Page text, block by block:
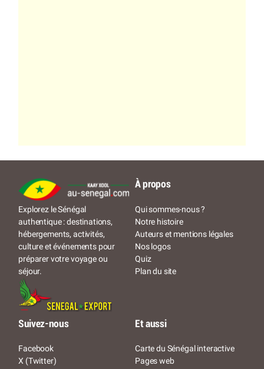
Explorez le Sénégal
authentique : destinations,
hébergements, activités,
culture et événements pour
préparer votre voyage ou
séjour.
À propos
Qui sommes-nous ?
Notre histoire
Auteurs et mentions légales
Nos logos
Quiz
Plan du site
Suivez-nous
Facebook
X (Twitter)
Et aussi
Carte du Sénégal interactive
Pages web